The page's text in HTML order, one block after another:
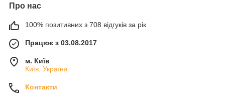
Про нас
100% позитивних з 708 відгуків за рік
Працює з 03.08.2017
м. Київ
Київ, Україна
Контакти